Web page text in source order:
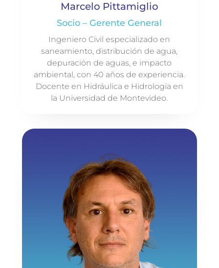
Marcelo Pittamiglio
Socio – Gerente General
Ingeniero Civil especializado en
saneamiento, distribución de agua,
depuración de aguas, e impacto
ambiental, con 40 años de experiencia.
Docente en Hidráulica e Hidrología en
la Universidad de Montevideo.